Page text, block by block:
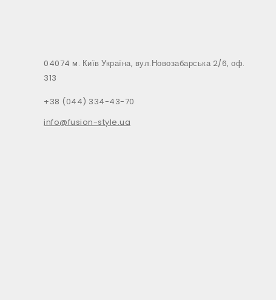
04074 м. Київ Україна, вул.Новозабарська 2/6, оф.
313
+38 (044) 334-43-70
info@fusion-style.ua